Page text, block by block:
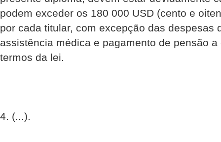
podem exceder os 180 000 USD (cento e
por cada titular, com excepção das despesas
assistência médica e pagamento de pensão
termos da lei.
4. (...). 